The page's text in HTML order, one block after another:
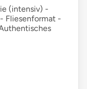
(intensiv) -
Fliesenformat -